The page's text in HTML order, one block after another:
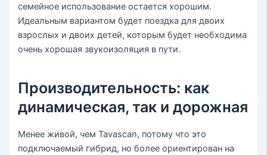
семейное использование остается хорошим.
Идеальным вариантом будет поездка для двоих
взрослых и двоих детей, которым будет необходима
очень хорошая звукоизоляция в пути.
Производительность: как
динамическая, так и дорожная
Менее живой, чем Tavascan, потому что это
подключаемый гибрид, но более ориентирован на